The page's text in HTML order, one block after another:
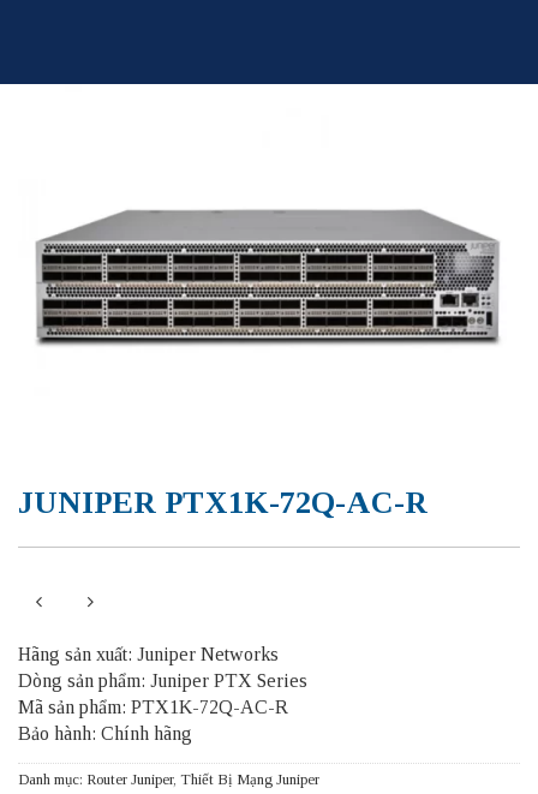
JUNIPER PTX1K-72Q-AC-R
Hãng sản xuất: Juniper Networks
Dòng sản phẩm: Juniper PTX Series
Mã sản phẩm: PTX1K-72Q-AC-R
Bảo hành: Chính hãng
Danh mục: Router Juniper, Thiết Bị Mạng Juniper